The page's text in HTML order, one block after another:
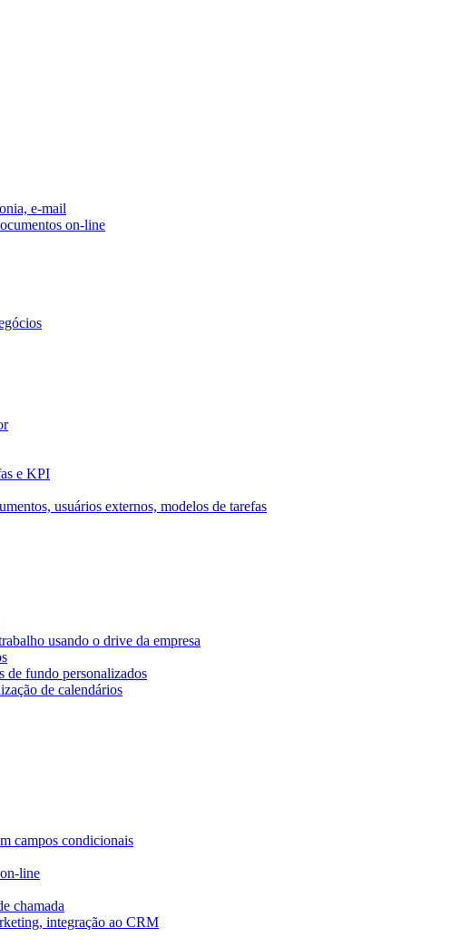
e-mail
on-line
e KPI
usuários externos, modelos de tarefas
usando o drive da empresa
de fundo personalizados
de calendários
campos condicionais
line
chamada
integração ao CRM